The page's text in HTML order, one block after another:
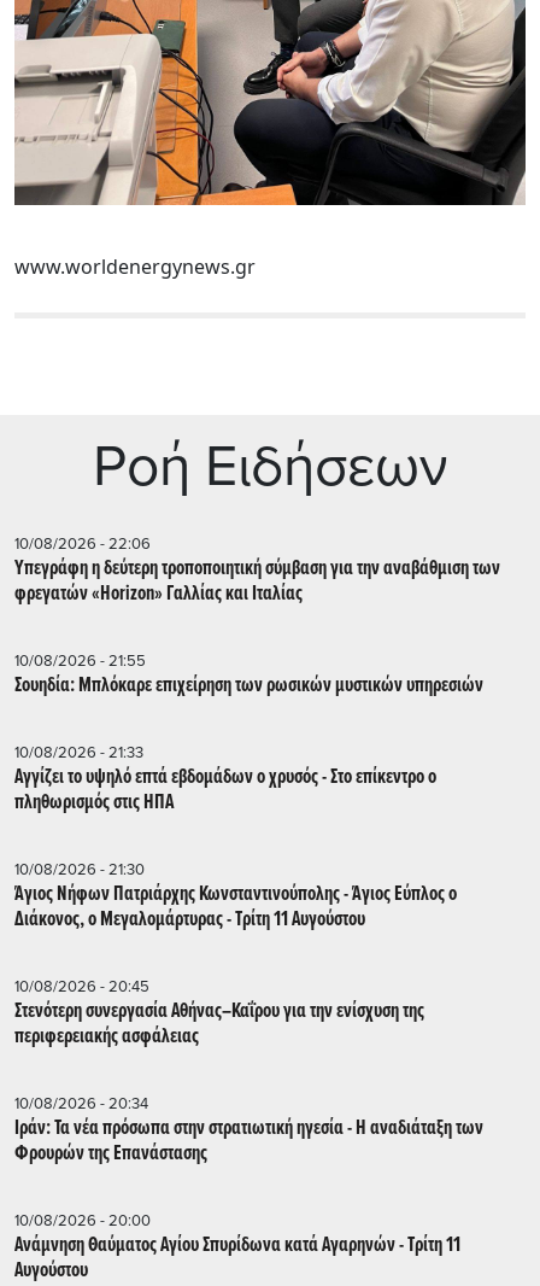
www.worldenergynews.gr
Ρoή Ειδήσεων
10/08/2026 - 22:06
Υπεγράφη η δεύτερη τροποποιητική σύμβαση για την αναβάθμιση των
φρεγατών «Horizon» Γαλλίας και Ιταλίας
10/08/2026 - 21:55
Σουηδία: Μπλόκαρε επιχείρηση των ρωσικών μυστικών υπηρεσιών
10/08/2026 - 21:33
Αγγίζει το υψηλό επτά εβδομάδων ο χρυσός - Στο επίκεντρο ο
πληθωρισμός στις ΗΠΑ
10/08/2026 - 21:30
Άγιος Νήφων Πατριάρχης Κωνσταντινούπολης - Άγιος Εύπλος ο
Διάκονος, ο Μεγαλομάρτυρας - Τρίτη 11 Αυγούστου
10/08/2026 - 20:45
Στενότερη συνεργασία Αθήνας–Καΐρου για την ενίσχυση της
περιφερειακής ασφάλειας
10/08/2026 - 20:34
Ιράν: Τα νέα πρόσωπα στην στρατιωτική ηγεσία - Η αναδιάταξη των
Φρουρών της Επανάστασης
10/08/2026 - 20:00
Ανάμνηση Θαύματος Αγίου Σπυρίδωνα κατά Αγαρηνών - Τρίτη 11
Αυγούστου